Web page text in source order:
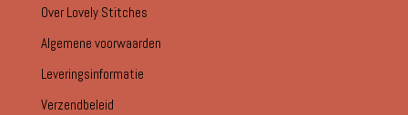
Over Lovely Stitches
Algemene voorwaarden
Leveringsinformatie
Verzendbeleid